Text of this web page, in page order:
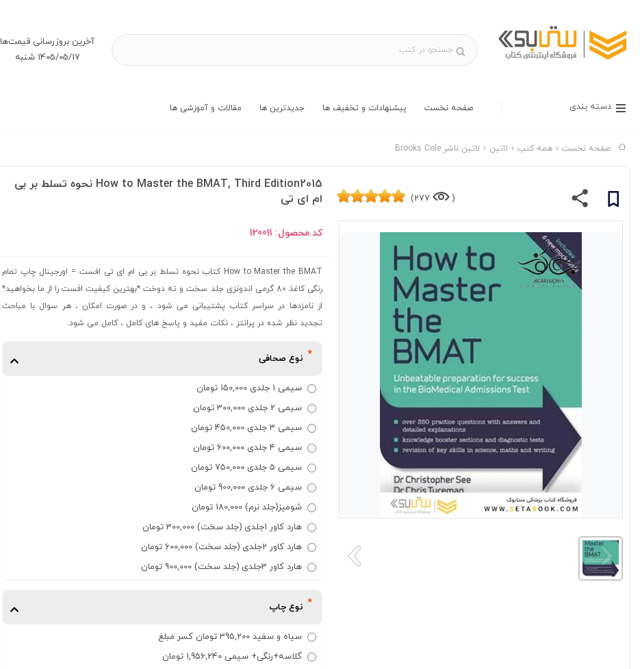
آخرین بروز‌رسانی قیمت‌ها
1405/05/17 شنبه
دسته بندی صفحه نخست پیشنهادات و تخفیف ها جدیدترین ها مقالات و آموزشی ها
صفحه نخست همه کتب لاتین لاتین ناشر Brooks Cole
(
277)
How to Master the BMAT, Third Edition2015 نحوه تسلط بر بی
ام ای تی
کد محصول: 120011
How to Master the BMAT کتاب نحوه تسلط بر بی ام ای تی افست = اورجینال چاپ تمام
رنگی کاغذ 80 گرمی اندونزی جلد سخت و ته دوخت *بهترین کیفیت افست را از ما بخواهید*
از نامزدها در سراسر کتاب پشتیبانی می شود ، و در صورت امکان ، هر سوال با مباحث
تجدید نظر شده در پرانتز ، نکات مفید و پاسخ های کامل ، کامل می شود.
نوع صحافی
سیمی 1 جلدی 150,000 تومان
سیمی 2 جلدی 300,000 تومان
سیمی 3 جلدی 450,000 تومان
سیمی 4 جلدی 600,000 تومان
سیمی 5 جلدی 750,000 تومان
سیمی 6 جلدی 900,000 تومان
شومیز(جلد نرم) 180,000 تومان
هارد کاور 1جلدی (جلد سخت) 300,000 تومان
هارد کاور 2جلدی (جلد سخت) 600,000 تومان
هارد کاور 3جلدی (جلد سخت) 900,000 تومان
نوع چاپ
سیاه و سفید 395,200 تومان کسر مبلغ
گلاسه+رنگی+ سیمی 1,956,240 تومان